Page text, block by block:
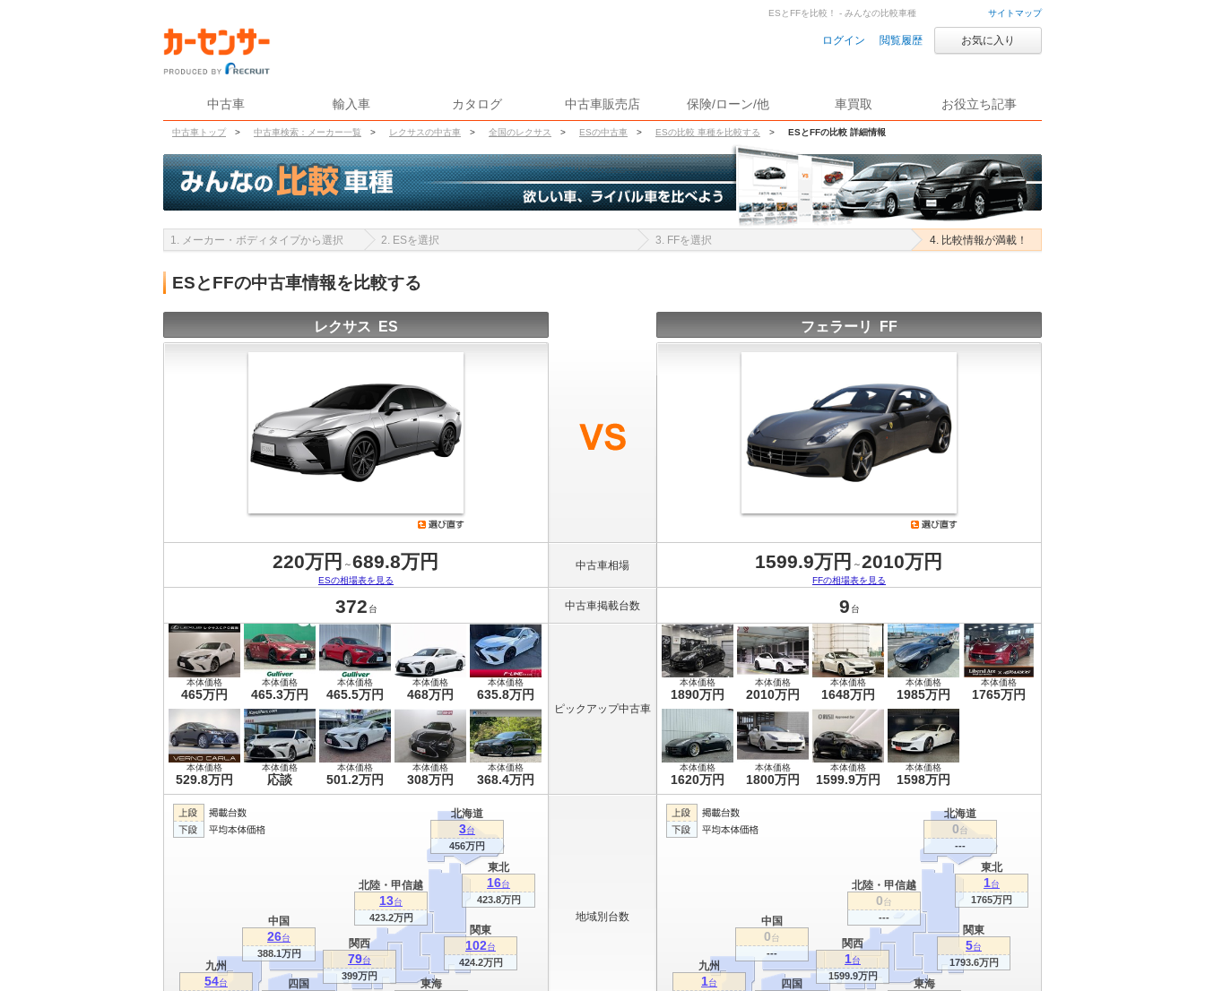
サイトマップ
ログイン 閲覧履歴 お気に入り
中古車 輸入車 カタログ 中古車販売店 保険/ローン/他 車買取 お役立ち記事
中古車トップ > 中古車検索：メーカー一覧 > レクサスの中古車 > 全国のレクサス > ESの中古車 > ESの比較 車種を比較する > ESとFFの比較 詳細情報
ESとFFを比較！ - みんなの比較車種
1. メーカー・ボディタイプから選択 2. ESを選択 3. FFを選択 4. 比較情報が満載！
ESとFFの中古車情報を比較する
レクサス ES フェラーリ FF
220万円 ～689.8万円
ESの相場表を見る
中古車相場 1599.9万円 ～2010万円
FFの相場表を見る
372 台 中古車掲載台数 9 台
本体価格
465万円
本体価格
465.3万円
本体価格
465.5万円
本体価格
468万円
本体価格
635.8万円
本体価格
529.8万円
本体価格
応談
本体価格
501.2万円
本体価格
308万円
本体価格
368.4万円
ピックアップ中古車
本体価格
1890万円
本体価格
2010万円
本体価格
1648万円
本体価格
1985万円
本体価格
1765万円
本体価格
1620万円
本体価格
1800万円
本体価格
1599.9万円
本体価格
1598万円
関東
102台
424.2万円
関西
79台
399万円
東海
北海道
3台
456万円
九州
54台
東北
16台
423.8万円
北陸・甲信越
13台
423.2万円
中国
26台
388.1万円
四国
地域別台数
関東
5台
1793.6万円
関西
1台
1599.9万円
東海
北海道
0台
---
九州
1台
東北
1台
1765万円
北陸・甲信越
0台
---
中国
0台
---
四国